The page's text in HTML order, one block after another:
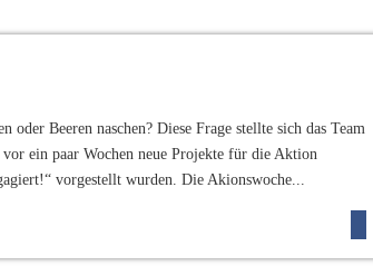
oder Beeren naschen? Diese Frage stellte sich das Team
vor ein paar Wochen neue Projekte für die Aktion
vorgestellt wurden. Die Akionswoche...